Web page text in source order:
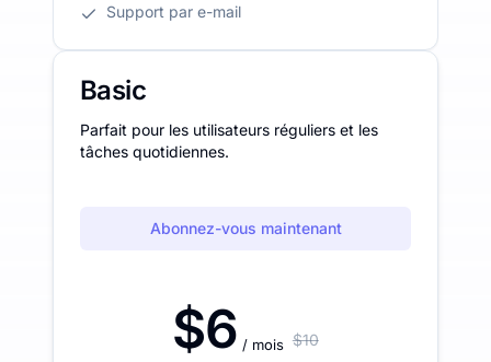
Support par e-mail
Basic
Parfait pour les utilisateurs réguliers et les
tâches quotidiennes.
Abonnez-vous maintenant
$6 / mois $10